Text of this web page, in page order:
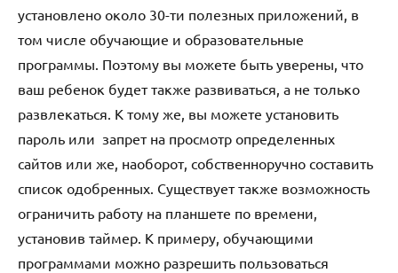
установлено около 30-ти полезных приложений, в
том числе обучающие и образовательные
программы. Поэтому вы можете быть уверены, что
ваш ребенок будет также развиваться, а не только
развлекаться. К тому же, вы можете установить
пароль или запрет на просмотр определенных
сайтов или же, наоборот, собственноручно составить
список одобренных. Существует также возможность
ограничить работу на планшете по времени,
установив таймер. К примеру, обучающими
программами можно разрешить пользоваться